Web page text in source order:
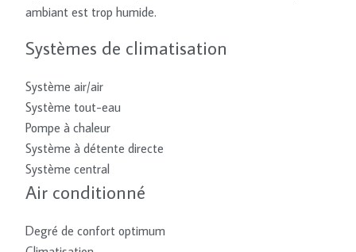
ambiant est trop humide.
Systèmes de climatisation
Système air/air
Système tout-eau
Pompe à chaleur
Système à détente directe
Système central
Air conditionné
Degré de confort optimum